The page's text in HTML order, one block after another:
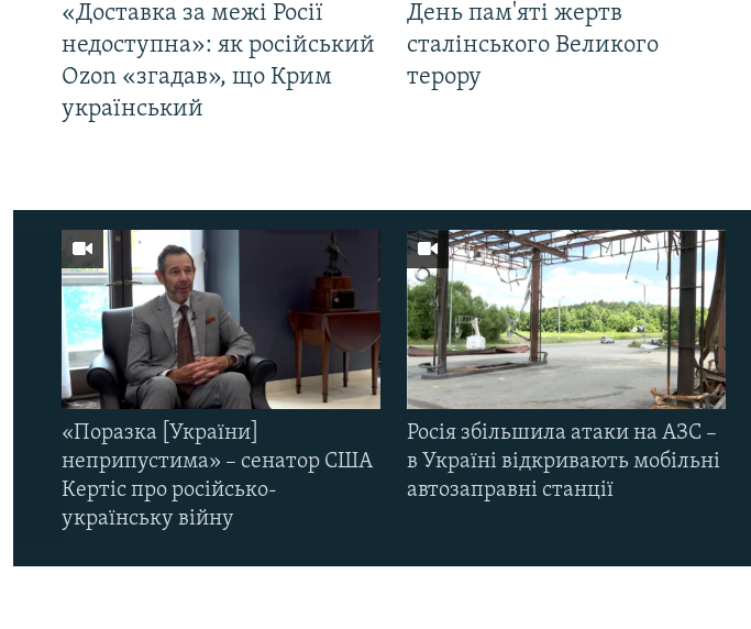
«Доставка за межі Росії
недоступна»: як російський
Ozon «згадав», що Крим
український
День пам'яті жертв
сталінського Великого
терору
«Поразка [України]
неприпустима» – сенатор США
Кертіс про російсько-
українську війну
Росія збільшила атаки на АЗС –
в Україні відкривають мобільні
автозаправні станції